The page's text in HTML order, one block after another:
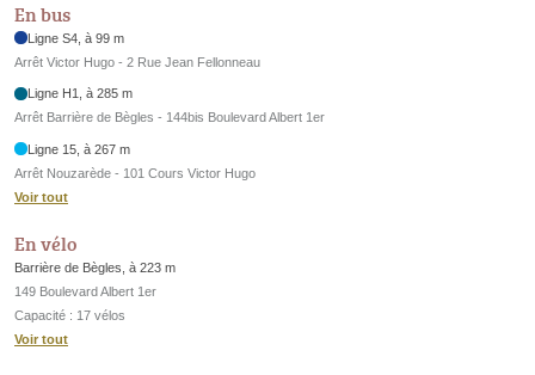
En bus
Ligne S4, à 99 m
Arrêt Victor Hugo - 2 Rue Jean Fellonneau
Ligne H1, à 285 m
Arrêt Barrière de Bègles - 144bis Boulevard Albert 1er
Ligne 15, à 267 m
Arrêt Nouzarède - 101 Cours Victor Hugo
Voir tout
En vélo
Barrière de Bègles, à 223 m
149 Boulevard Albert 1er
Capacité : 17 vélos
Voir tout